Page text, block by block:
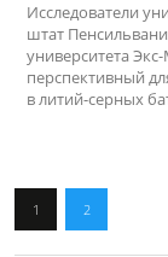
Исследователи
штат
университета
перспективный
в литий-серных
1 2